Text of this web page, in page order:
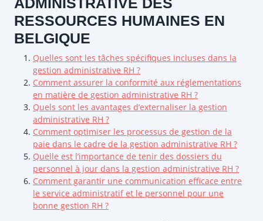
RESSOURCES HUMAINES EN
BELGIQUE
Quelles sont les tâches spécifiques incluses dans la
gestion administrative RH ?
Comment assurer la conformité aux réglementations
en matière de gestion administrative RH ?
Quels sont les avantages d’externaliser la gestion
administrative RH ?
Comment optimiser les processus de gestion de la
paie dans le cadre de la gestion administrative RH ?
Quelle est l’importance de tenir des dossiers du
personnel à jour dans la gestion administrative RH ?
Comment garantir une communication efficace entre
le service administratif et le personnel pour une
bonne gestion RH ?